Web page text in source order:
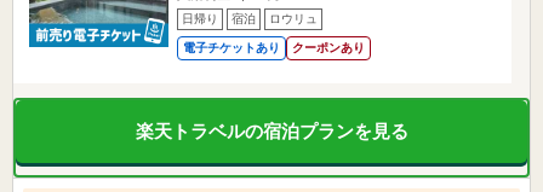
日帰り 宿泊 ロウリュ
電子チケットあり クーポンあり
楽天トラベルの宿泊プランを見る